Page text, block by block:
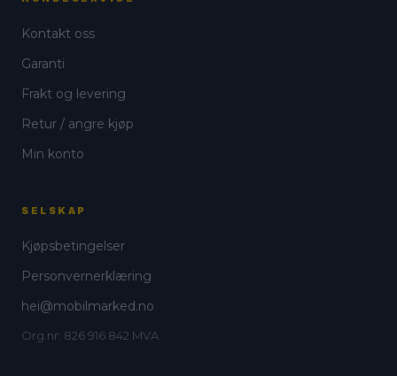
Kontakt oss
Garanti
Frakt og levering
Retur / angre kjøp
Min konto
SELSKAP
Kjøpsbetingelser
Personvernerklæring
hei@mobilmarked.no
Org.nr: 826 916 842 MVA